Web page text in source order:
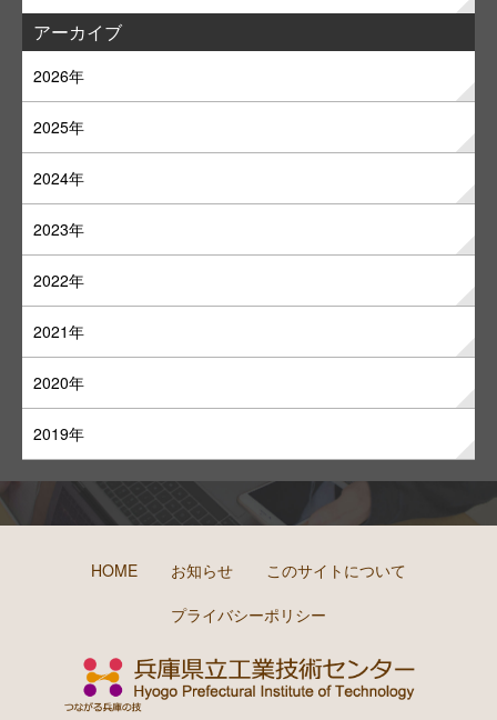
アーカイブ
2026年
2025年
2024年
2023年
2022年
2021年
2020年
2019年
HOME お知らせ
このサイトについて
プライバシーポリシー